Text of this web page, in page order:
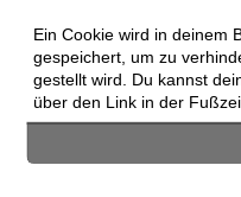
Ein Cookie wird in deinem
gespeichert, um zu
gestellt wird. Du kannst
über den Link in der